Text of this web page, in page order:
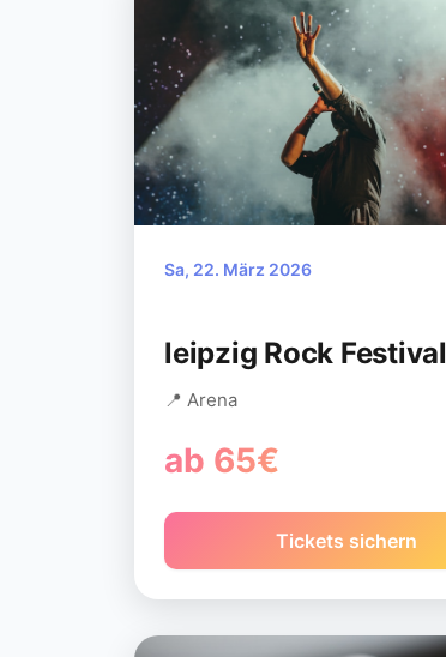
Sa, 22. März 2026
leipzig Rock Festival
📍 Arena
ab 65€
Tickets sichern